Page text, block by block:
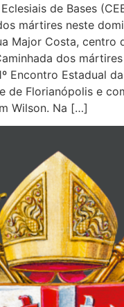
de Bases
mártires neste
Major Costa, centro
dos
Encontro Estadual
de Florianópolis e
Wilson. Na […]